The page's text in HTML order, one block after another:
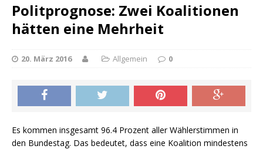
Politprognose: Zwei Koalitionen
hätten eine Mehrheit
20. März 2016 Allgemein 0
Es kommen insgesamt 96.4 Prozent aller Wählerstimmen in
den Bundestag. Das bedeutet, dass eine Koalition mindestens